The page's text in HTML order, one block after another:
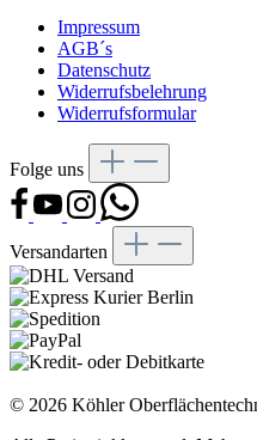
Impressum
AGB´s
Datenschutz
Widerrufsbelehrung
Widerrufsformular
Folge uns
Versandarten
© 2026 Köhler